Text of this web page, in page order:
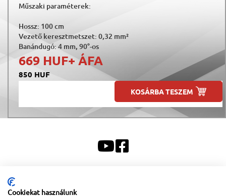
Műszaki paraméterek:
Hossz: 100 cm
Vezető keresztmetszet: 0,32 mm²
Banándugó: 4 mm, 90°-os
669 HUF+ ÁFA
850 HUF
KOSÁRBA TESZEM
Cookiekat használunk